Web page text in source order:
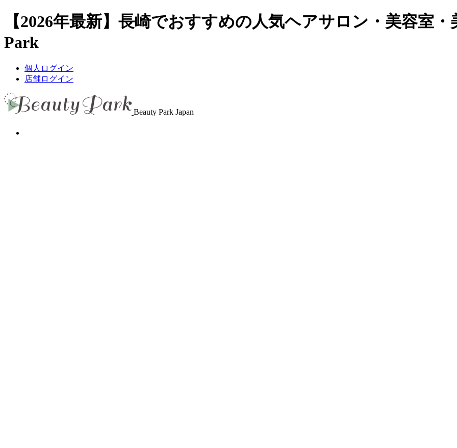
【2026年最新】長崎でおすすめの人気ヘアサロン・美容室
Park
個人ログイン
店舗ログイン
Beauty Park Japan